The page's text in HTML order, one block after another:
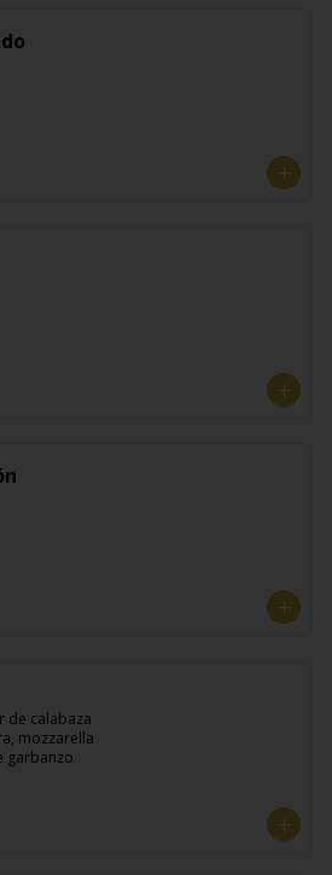
de calabaza
mozzarella
garbanzo